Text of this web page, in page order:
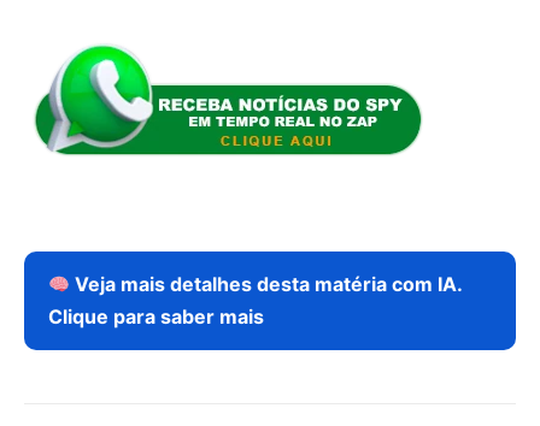
Veja mais detalhes desta matéria com IA.
Clique para saber mais